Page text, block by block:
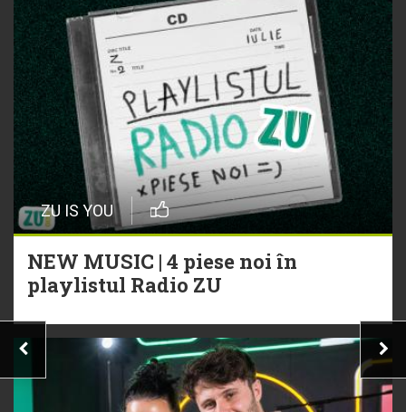
ZU IS YOU
NEW MUSIC | 4 piese noi în
playlistul Radio ZU